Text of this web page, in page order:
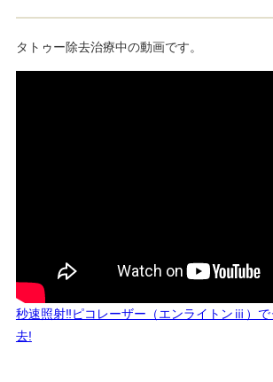
タトゥー除去治療中の動画です。
秒速照射‼︎ピコレーザー（エンライトンⅲ）で
去!